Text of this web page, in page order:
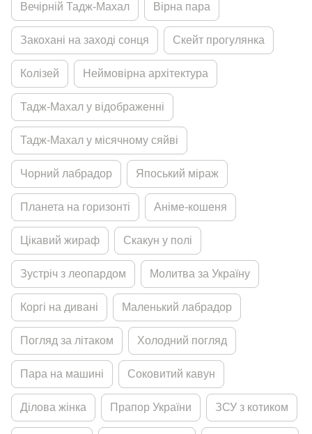
Вечiрнiй Тадж-Махал Вiрна пара
Закоханi на заходi сонця Скейт прогулянка
Колiзей Неймовiрна архiтектура
Тадж-Махал у вiдображеннi
Тадж-Махал у мiсячному сяйвi
Чорний лабрадор Япоський мiраж
Планета на горизонтi Анiме-кошеня
Цiкавий жираф Скакун у полi
Зустрiч з леопардом Молитва за Україну
Коргi на диванi Маленький лабрадор
Погляд за лiтаком Холодний погляд
Пара на машинi Соковитий кавун
Дiлова жiнка Прапор України ЗСУ з котиком